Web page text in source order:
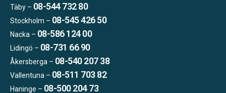
Täby – 08-544 732 80
Stockholm – 08-545 426 50
Nacka – 08-586 124 00
Lidingö – 08-731 66 90
Åkersberga – 08-540 207 38
Vallentuna – 08-511 703 82
Haninge – 08-500 204 73